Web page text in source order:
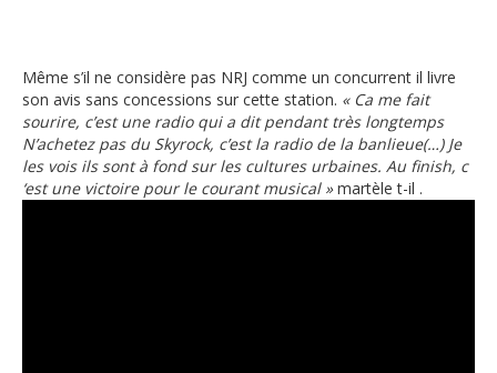
Même s’il ne considère pas NRJ comme un concurrent il livre
son avis sans concessions sur cette station. « Ca me fait
sourire, c’est une radio qui a dit pendant très longtemps
N’achetez pas du Skyrock, c’est la radio de la banlieue(…) Je
les vois ils sont à fond sur les cultures urbaines. Au finish, c
‘est une victoire pour le courant musical »martèle t-il .